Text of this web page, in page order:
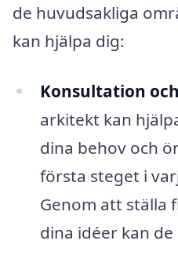
de huvudsakliga
kan hjälpa dig:
Konsultation
arkitekt kan
dina behov och
första steget i
Genom att ställa
dina idéer kan